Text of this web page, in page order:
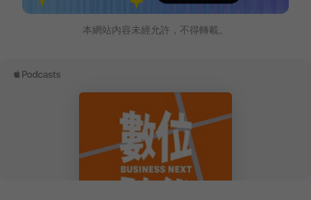
本網站內容未經允許，不得轉載。